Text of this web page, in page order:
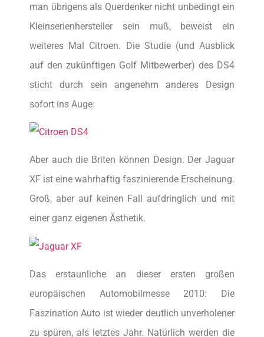
man übrigens als Querdenker nicht unbedingt ein
Kleinserienhersteller sein muß, beweist ein
weiteres Mal Citroen. Die Studie (und Ausblick
auf den zukünftigen Golf Mitbewerber) des DS4
sticht durch sein angenehm anderes Design
sofort ins Auge:
Aber auch die Briten können Design. Der Jaguar
XF ist eine wahrhaftig faszinierende Erscheinung.
Groß, aber auf keinen Fall aufdringlich und mit
einer ganz eigenen Ästhetik.
Das erstaunliche an dieser ersten großen
europäischen Automobilmesse 2010: Die
Faszination Auto ist wieder deutlich unverholener
zu spüren, als letztes Jahr. Natürlich werden die